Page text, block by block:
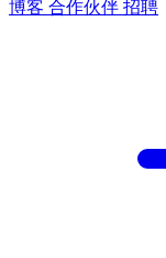
博客 合作伙伴 招聘